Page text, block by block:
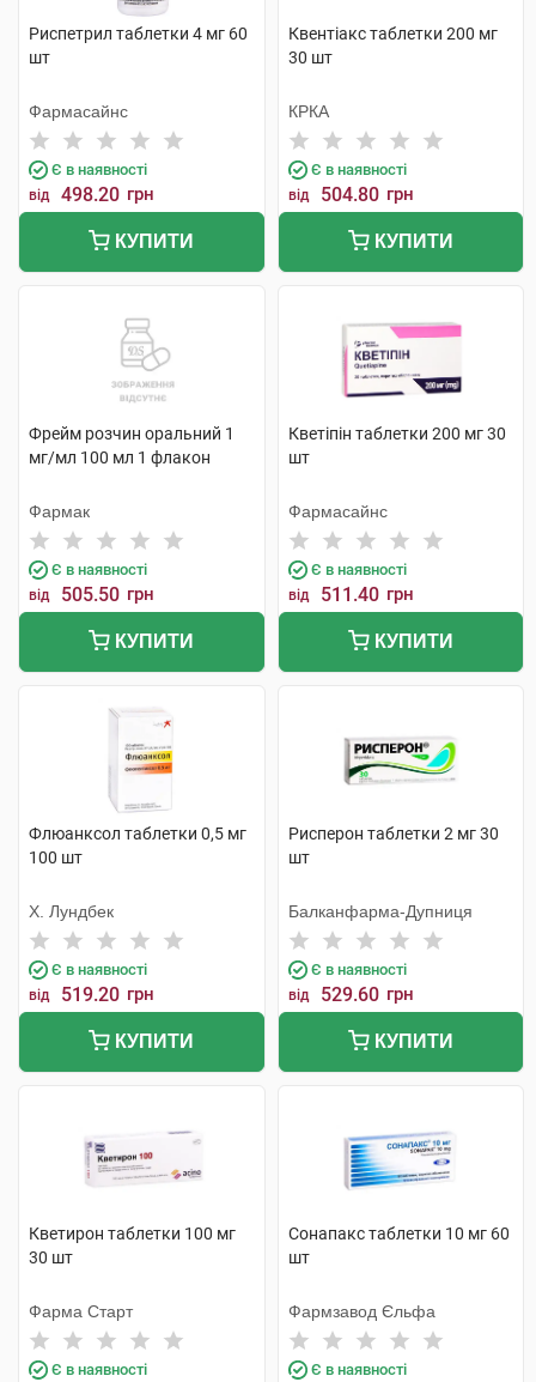
Риспетрил таблетки 4 мг 60
шт
Фармасайнс
Є в наявності
від 498.20 грн
КУПИТИ
Квентіакс таблетки 200 мг
30 шт
КРКА
Є в наявності
від 504.80 грн
КУПИТИ
Фрейм розчин оральний 1
мг/мл 100 мл 1 флакон
Фармак
Є в наявності
від 505.50 грн
КУПИТИ
Кветіпін таблетки 200 мг 30
шт
Фармасайнс
Є в наявності
від 511.40 грн
КУПИТИ
Флюанксол таблетки 0,5 мг
100 шт
Х. Лундбек
Є в наявності
від 519.20 грн
КУПИТИ
Рисперон таблетки 2 мг 30
шт
Балканфарма-Дупниця
Є в наявності
від 529.60 грн
КУПИТИ
Кветирон таблетки 100 мг
30 шт
Фарма Старт
Є в наявності
Сонапакс таблетки 10 мг 60
шт
Фармзавод Єльфа
Є в наявності